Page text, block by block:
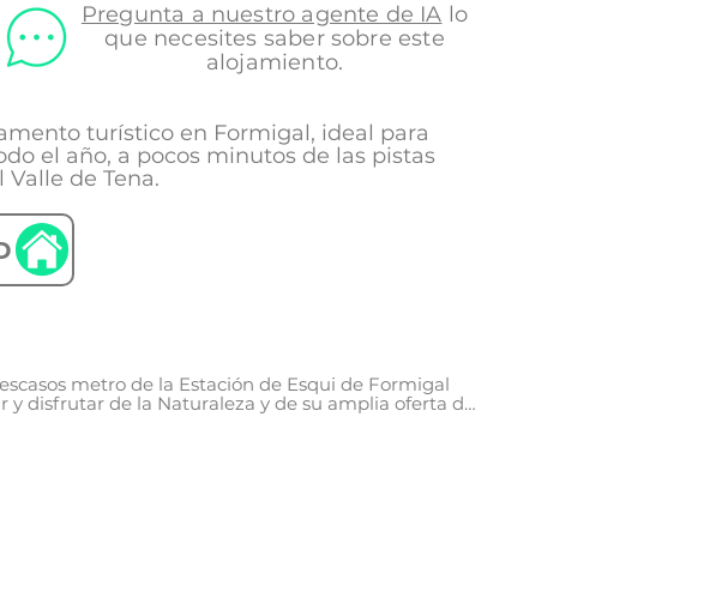
Pregunta a nuestro agente de IA lo
que necesites saber sobre este
alojamiento.
turístico en Formigal, ideal para
el año, a pocos minutos de las pistas
de Tena.
metro de la Estación de Esqui de Formigal
y disfrutar de la Naturaleza y de su amplia oferta de